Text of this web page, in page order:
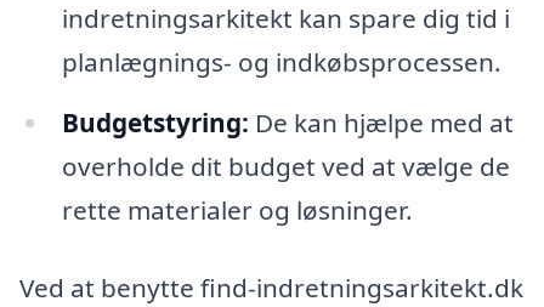
indretningsarkitekt kan spare dig tid i
planlægnings- og indkøbsprocessen.
Budgetstyring: De kan hjælpe med at
overholde dit budget ved at vælge de
rette materialer og løsninger.
Ved at benytte find-indretningsarkitekt.dk